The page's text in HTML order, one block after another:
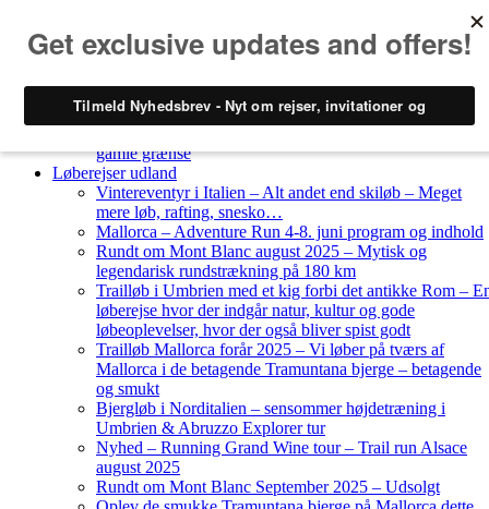
Løberejser Danmark
gamle grænse
Løberejser udland
Vintereventyr i Italien – Alt andet end skiløb – Meget
mere løb, rafting, snesko…
Mallorca – Adventure Run 4-8. juni program og indhold
Rundt om Mont Blanc august 2025 – Mytisk og
legendarisk rundstrækning på 180 km
Trailløb i Umbrien med et kig forbi det antikke Rom –
løberejse hvor der indgår natur, kultur og gode
løbeoplevelser, hvor der også bliver spist godt
Trailløb Mallorca forår 2025 – Vi løber på tværs af
Mallorca i de betagende Tramuntana bjerge – betagende
og smukt
Bjergløb i Norditalien – sensommer højdetræning i
Umbrien & Abruzzo Explorer tur
Nyhed – Running Grand Wine tour – Trail run Alsace
august 2025
Rundt om Mont Blanc September 2025 – Udsolgt